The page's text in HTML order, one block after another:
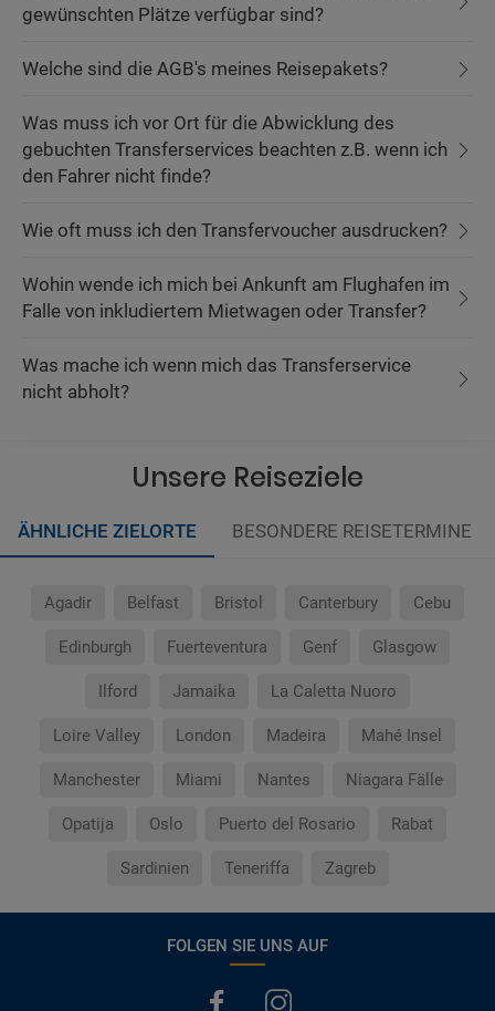
gewünschten Plätze verfügbar sind?
Welche sind die AGB's meines Reisepakets?
Was muss ich vor Ort für die Abwicklung des
gebuchten Transferservices beachten z.B. wenn ich
den Fahrer nicht finde?
Wie oft muss ich den Transfervoucher ausdrucken?
Wohin wende ich mich bei Ankunft am Flughafen im
Falle von inkludiertem Mietwagen oder Transfer?
Was mache ich wenn mich das Transferservice
nicht abholt?
Unsere Reiseziele
ÄHNLICHE ZIELORTE BESONDERE REISETERMINE
Agadir Belfast Bristol Canterbury Cebu
Edinburgh Fuerteventura Genf Glasgow
Ilford Jamaika La Caletta Nuoro
Loire Valley London Madeira Mahé Insel
Manchester Miami Nantes Niagara Fälle
Opatija Oslo Puerto del Rosario Rabat
Sardinien Teneriffa Zagreb
FOLGEN SIE UNS AUF